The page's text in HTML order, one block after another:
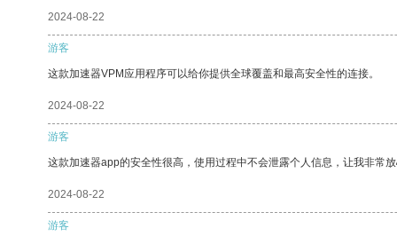
2024-08-22
游客
这款加速器VPM应用程序可以给你提供全球覆盖和最高安全性的连接。
2024-08-22
游客
这款加速器app的安全性很高，使用过程中不会泄露个人信息，让我非常
2024-08-22
游客